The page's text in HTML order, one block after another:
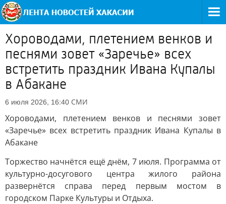
Хороводами, плетением венков и
песнями зовет «Заречье» всех
встретить праздник Ивана Купалы
в Абакане
6 июля 2026, 16:40 СМИ
Хороводами, плетением венков и песнями зовет
«Заречье» всех встретить праздник Ивана Купалы в
Абакане
Торжество начнётся ещё днём, 7 июля. Программа от
культурно-досугового центра жилого района
развернётся справа перед первым мостом в
городском Парке Культуры и Отдыха.